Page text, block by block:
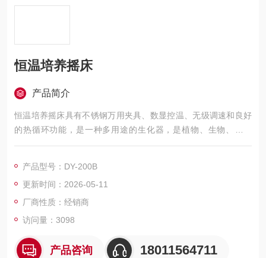
恒温培养摇床
产品简介
恒温培养摇床具有不锈钢万用夹具、数显控温、无级调速和良好
的热循环功能，是一种多用途的生化器，是植物、生物、微生
物、遗传、病毒、环保、医学等科研，教育和生产部门作密培养
境监测等科研部门作生物、生化、细胞、菌种等各种液态、固态
化合物的振荡培养。
产品型号：DY-200B
更新时间：2026-05-11
厂商性质：经销商
访问量：3098
产品咨询 18011564711